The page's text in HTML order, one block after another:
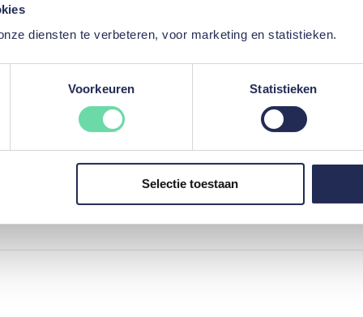
diensten te verbeteren, voor marketing en statistieken.
Voorkeuren Statistieken
Selectie toestaan
Ga naar mozzenoHelp om snel hulp te krijgen.